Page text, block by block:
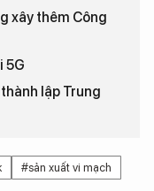
xây thêm Công
5G
lập Trung
#sản xuất vi mạch